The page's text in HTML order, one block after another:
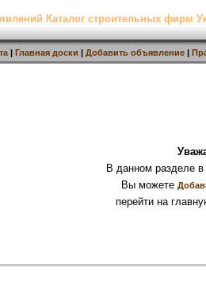
Каталог строительных фирм
| Главная доски | Добавить объявление |
В данном разделе
Вы можете
перейти на